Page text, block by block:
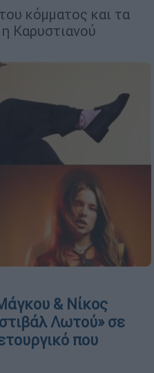
κόμματος και τα
Καρυστιανού
& Νίκος
Λωτού» σε
που